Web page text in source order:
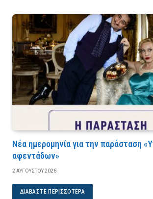
Νέα ημερομηνία για την παράσταση
αφεντάδων»
2 ΑΥΓΟΎΣΤΟΥ 2026
ΔΙΑΒΆΣΤΕ ΠΕΡΙΣΣΌΤΕΡΑ